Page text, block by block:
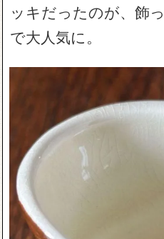
ッキだったのが、飾
で大人気に。